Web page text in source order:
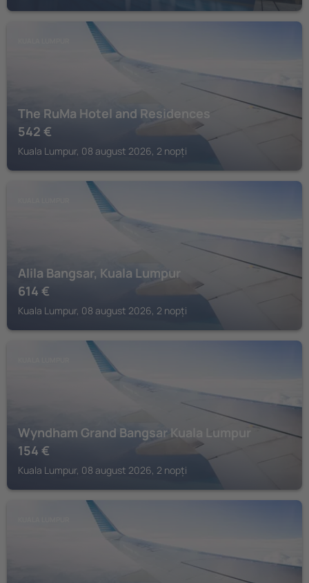
The RuMa Hotel and Residences
542 €
Kuala Lumpur, 08 august 2026, 2 nopți
Alila Bangsar, Kuala Lumpur
614 €
Kuala Lumpur, 08 august 2026, 2 nopți
Wyndham Grand Bangsar Kuala Lumpur
154 €
Kuala Lumpur, 08 august 2026, 2 nopți